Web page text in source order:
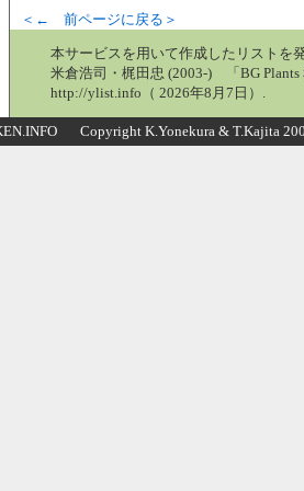
＜← 前ページに戻る＞
本サービスを用いて作成したリストを
米倉浩司・梶田忠 (2003-) 「BG
http://ylist.info（ 2026年8月7日）.
Copyright K.Yonekura & T.Kajita